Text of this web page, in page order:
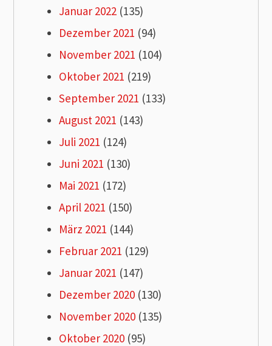
Januar 2022 (135)
Dezember 2021 (94)
November 2021 (104)
Oktober 2021 (219)
September 2021 (133)
August 2021 (143)
Juli 2021 (124)
Juni 2021 (130)
Mai 2021 (172)
April 2021 (150)
März 2021 (144)
Februar 2021 (129)
Januar 2021 (147)
Dezember 2020 (130)
November 2020 (135)
Oktober 2020 (95)